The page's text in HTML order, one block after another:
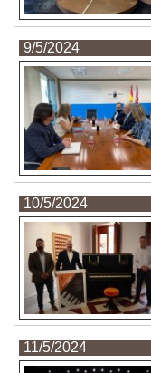
9/5/2024
10/5/2024
11/5/2024